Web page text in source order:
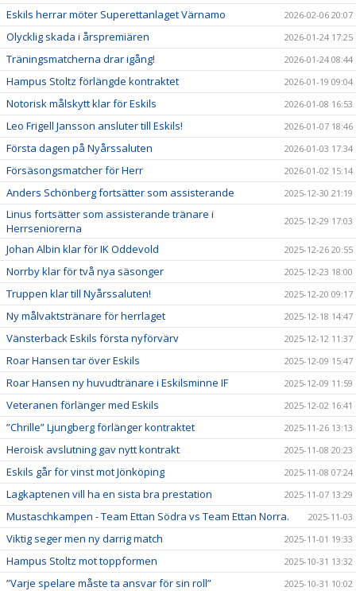
Eskils herrar möter Superettanlaget Värnamo 2026-02-06 20:07
Olycklig skada i årspremiären 2026-01-24 17:25
Träningsmatcherna drar igång! 2026-01-24 08:44
Hampus Stoltz förlängde kontraktet 2026-01-19 09:04
Notorisk målskytt klar för Eskils 2026-01-08 16:53
Leo Frigell Jansson ansluter till Eskils! 2026-01-07 18:46
Första dagen på Nyårssaluten 2026-01-03 17:34
Försäsongsmatcher för Herr 2026-01-02 15:14
Anders Schönberg fortsätter som assisterande 2025-12-30 21:19
Linus fortsätter som assisterande tränare i
Herrseniorerna
2025-12-29 17:03
Johan Albin klar för IK Oddevold 2025-12-26 20:55
Norrby klar för två nya säsonger 2025-12-23 18:00
Truppen klar till Nyårssaluten! 2025-12-20 09:17
Ny målvaktstränare för herrlaget 2025-12-18 14:47
Vänsterback Eskils första nyförvärv 2025-12-12 11:37
Roar Hansen tar över Eskils 2025-12-09 15:47
Roar Hansen ny huvudtränare i Eskilsminne IF 2025-12-09 11:59
Veteranen förlänger med Eskils 2025-12-02 16:41
”Chrille” Ljungberg förlänger kontraktet 2025-11-26 13:13
Heroisk avslutning gav nytt kontrakt 2025-11-08 20:23
Eskils går för vinst mot Jönköping 2025-11-08 07:24
Lagkaptenen vill ha en sista bra prestation 2025-11-07 13:29
Mustaschkampen - Team Ettan Södra vs Team Ettan Norra. 2025-11-03
Viktig seger men ny darrig match 2025-11-01 19:33
Hampus Stoltz mot toppformen 2025-10-31 13:32
”Varje spelare måste ta ansvar för sin roll” 2025-10-31 10:02